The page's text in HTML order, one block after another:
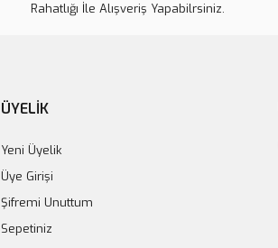
Rahatlığı İle Alışveriş Yapabilrsiniz.
ÜYELİK
Yeni Üyelik
Üye Girişi
Şifremi Unuttum
Sepetiniz